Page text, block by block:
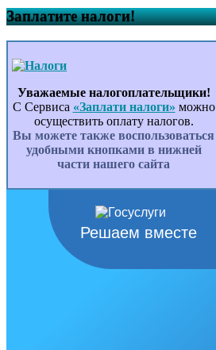
Заплатите налоги!
Уважаемые налогоплательщики!
С Сервиса «Заплати налоги» можно
осуществить оплату налогов.
Вы можете также воспользоваться
удобными кнопками в нижней
части нашего сайта
Решаем вместе